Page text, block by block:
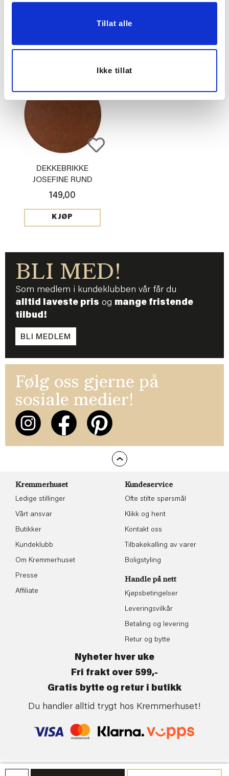
Tillat alle
Ikke tillat
KJØP KJØP
DEKKEBRIKKE
JOSEFINE RUND
COGNAC
149,00
KJØP
BLI MED!
Som medlem i kundeklubben vår får du
alltid laveste pris og mange fristende
tilbud!
BLI MEDLEM
Følg oss gjerne på
sosiale medier!
Kremmerhuset
Ledige stillinger
Vårt ansvar
Butikker
Kundeklubb
Om Kremmerhuset
Presse
Affiliate
Kundeservice
Ofte stilte spørsmål
Klikk og hent
Kontakt oss
Tilbakekalling av varer
Boligstyling
Handle på nett
Kjøpsbetingelser
Leveringsvilkår
Betaling og levering
Retur og bytte
Nyheter hver uke
Fri frakt over 599,-
Gratis bytte og retur i butikk
Du handler alltid trygt hos Kremmerhuset!